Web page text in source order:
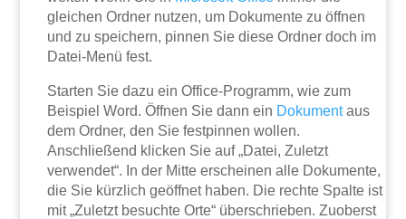
gleichen Ordner nutzen, um Dokumente zu öffnen
und zu speichern, pinnen Sie diese Ordner doch im
Datei-Menü fest.
Starten Sie dazu ein Office-Programm, wie zum
Beispiel Word. Öffnen Sie dann ein Dokumentaus
dem Ordner, den Sie festpinnen wollen.
Anschließend klicken Sie auf „Datei, Zuletzt
verwendet“. In der Mitte erscheinen alle Dokumente,
die Sie kürzlich geöffnet haben. Die rechte Spalte ist
mit „Zuletzt besuchte Orte“ überschrieben. Zuoberst